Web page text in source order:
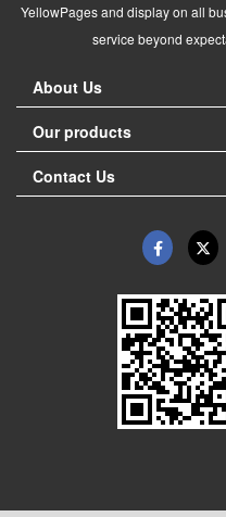
YellowPages and display on all
service beyond
About Us
Our products
Contact Us